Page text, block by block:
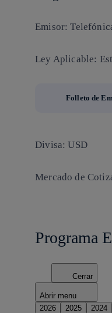
Emisor:
Ley Aplicable:
Folleto de
Divisa: USD
Mercado de
Programa
Cerrar
Abrir menu
2026
2025 2024